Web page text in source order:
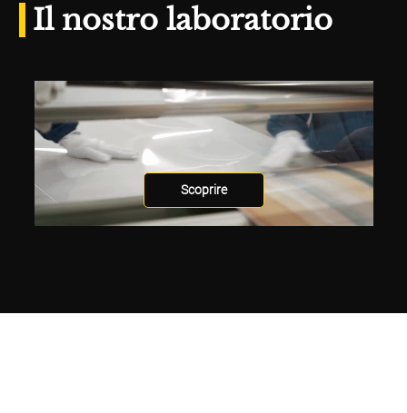
Il nostro laboratorio
Scoprire